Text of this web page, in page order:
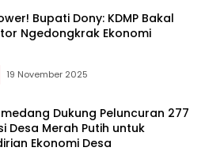
Bupati Dony: KDMP Bakal
Ngedongkrak Ekonomi
19 November 2025
Dukung Peluncuran 277
Desa Merah Putih untuk
Ekonomi Desa